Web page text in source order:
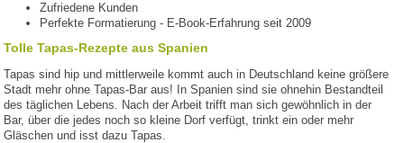
Zufriedene Kunden
Perfekte Formatierung - E-Book-Erfahrung seit 2009
Tolle Tapas-Rezepte aus Spanien
Tapas sind hip und mittlerweile kommt auch in Deutschland keine größere
Stadt mehr ohne Tapas-Bar aus! In Spanien sind sie ohnehin Bestandteil
des täglichen Lebens. Nach der Arbeit trifft man sich gewöhnlich in der
Bar, über die jedes noch so kleine Dorf verfügt, trinkt ein oder mehr
Gläschen und isst dazu Tapas.